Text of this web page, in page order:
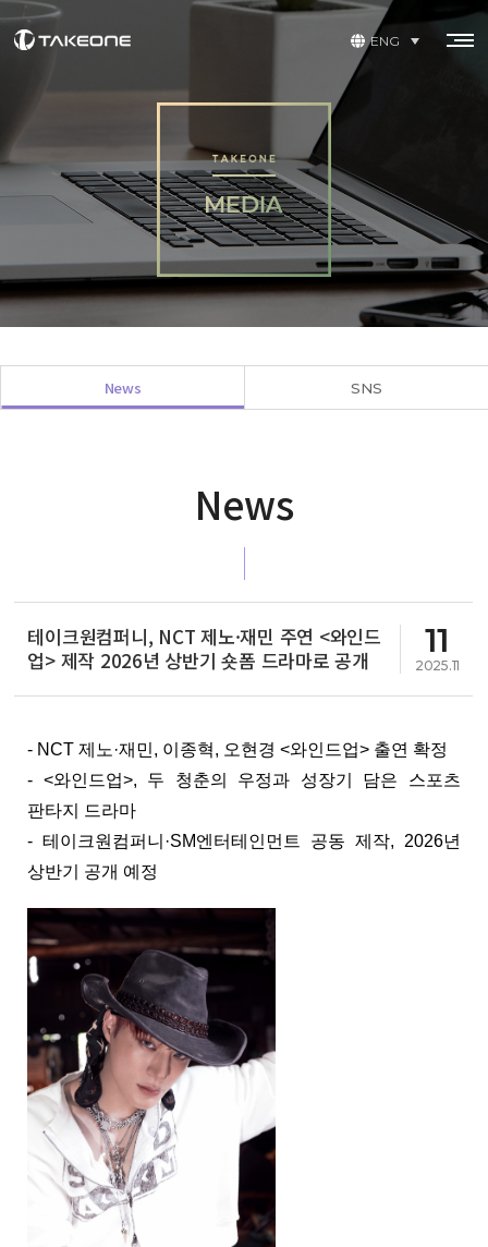
ENG
News SNS
News
테이크원컴퍼니, NCT 제노·재민 주연 <와인드
업> 제작 2026년 상반기 숏폼 드라마로 공개
11
2025.11
- NCT 제노·재민, 이종혁, 오현경 <와인드업> 출연 확정
- <와인드업>, 두 청춘의 우정과 성장기 담은 스포츠
판타지 드라마
- 테이크원컴퍼니·SM엔터테인먼트 공동 제작, 2026년
상반기 공개 예정